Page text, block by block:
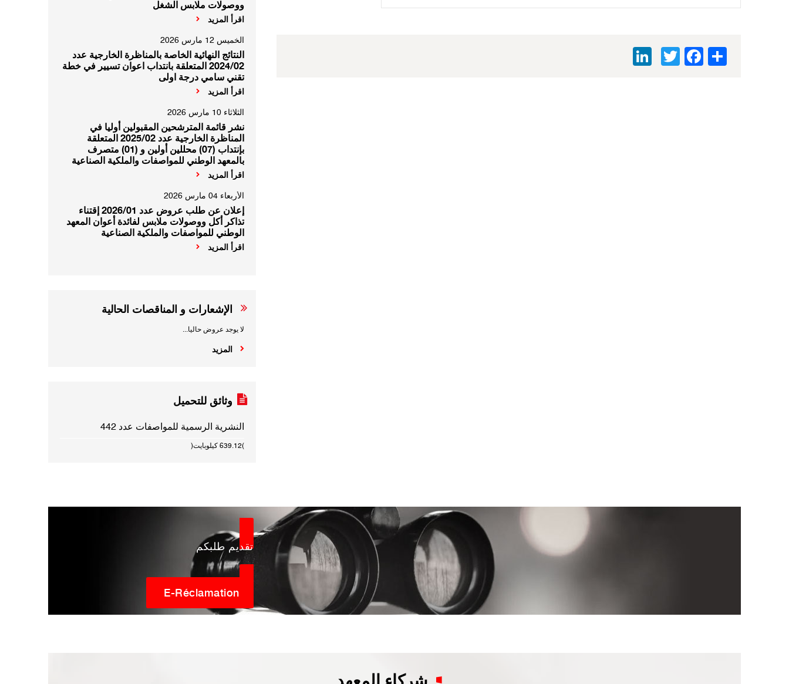
Share
Facebook
Twitter
ووصولات ملابس الشغل
اقرأ المزيد
الخميس 12 مارس 2026
النتائج النهائية الخاصة بالمناظرة الخارجية عدد
2024/02 المتعلقة بانتداب اعوان تسيير في خطة
تقني سامي درجة اولى
اقرأ المزيد
الثلاثاء 10 مارس 2026
نشر قائمة المترشحين المقبولين أوليا في
المناظرة الخارجية عدد 2025/02 المتعلقة
بإنتداب (07) محللين أولين و (01) متصرف
بالمعهد الوطني للمواصفات والملكية الصناعية
اقرأ المزيد
الأربعاء 04 مارس 2026
إعلان عن طلب عروض عدد 2026/01 إقتناء
تذاكر أكل ووصولات ملابس لفائدة أعوان المعهد
الوطني للمواصفات والملكية الصناعية
اقرأ المزيد
الإشعارات و المناقصات الحالية
لا يوجد عروض حاليا...
المزيد
وثائق للتحميل
النشرية الرسمية للمواصفات عدد 442
(639.12 كيلوبايت)
تقديم طلبكم
E-Réclamation